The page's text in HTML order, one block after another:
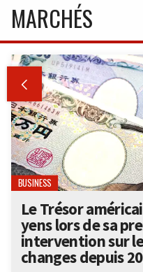
MARCHÉS

BUSINESS
Le Trésor
yens lors de sa
intervention sur
changes depuis